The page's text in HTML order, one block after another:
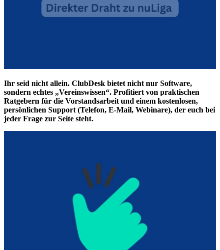
Ihr seid nicht allein. ClubDesk bietet nicht nur Software,
sondern echtes „Vereinswissen“. Profitiert von praktischen
Ratgebern für die Vorstandsarbeit und einem kostenlosen,
persönlichen Support (Telefon, E-Mail, Webinare), der euch bei
jeder Frage zur Seite steht.